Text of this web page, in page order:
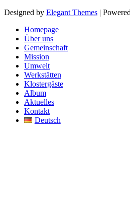
Designed by Elegant Themes |
Homepage
Über uns
Gemeinschaft
Mission
Umwelt
Werkstätten
Klostergäste
Album
Aktuelles
Kontakt
Deutsch